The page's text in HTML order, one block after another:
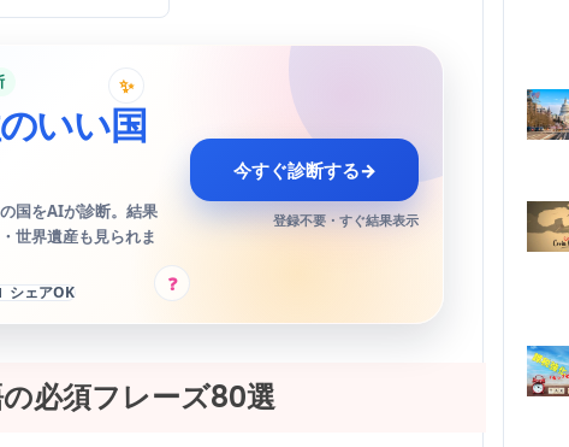
✨
?
いい国
国をAIが診断。結果
世界遺産も見られま
シェアOK
今すぐ診断する→
登録不要・すぐ結果表示
必須フレーズ80選